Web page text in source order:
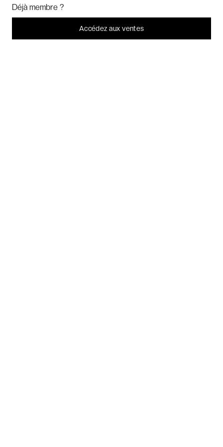
Voyages thématiques
Déjà membre ?
Accédez aux ventes
Marketing? Vous pouvez toujours modifier ou retirer votre
Je refuse C'est bon.